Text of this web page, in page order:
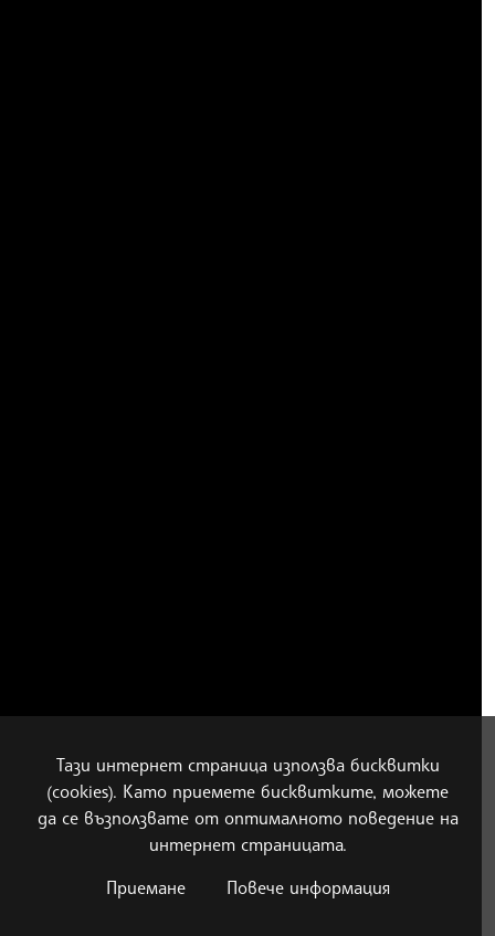
Тази интернет страница използва бисквитки
(cookies). Като приемете бисквитките, можете
да се възползвате от оптималното поведение на
интернет страницата.
Приемане
Повече информация